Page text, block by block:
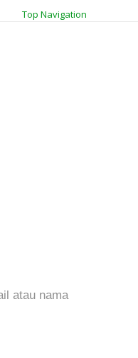
Top Navigation
atau nama